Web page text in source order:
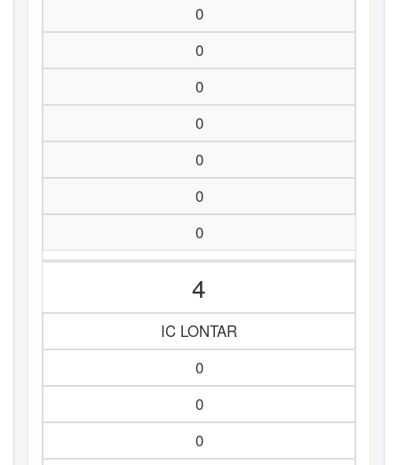
0
0
0
0
0
0
0
4
IC LONTAR
0
0
0